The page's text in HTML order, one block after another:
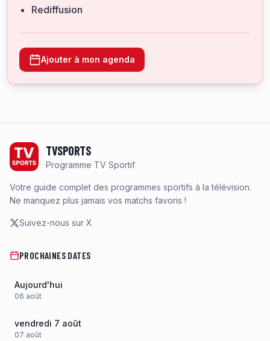
Rediffusion
Ajouter à mon agenda
TVSPORTS
Programme TV Sportif
Votre guide complet des programmes sportifs à la télévision.
Ne manquez plus jamais vos matchs favoris !
Suivez-nous sur X
PROCHAINES DATES
Aujourd'hui
06 août
vendredi 7 août
07 août